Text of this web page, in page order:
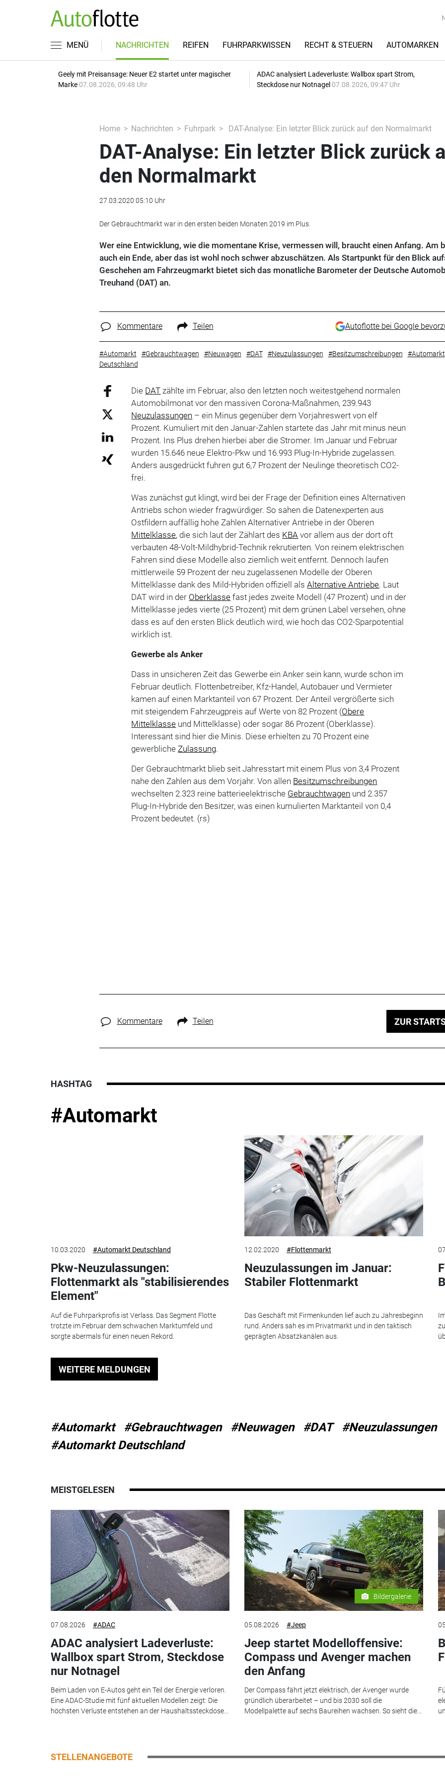
MENÜ NACHRICHTEN REIFEN FUHRPARKWISSEN RECHT & STEUERN AUTOMARKEN
Geely mit Preisansage: Neuer E2 startet unter magischer
Marke 07.08.2026, 09:48 Uhr
ADAC analysiert Ladeverluste: Wallbox spart Strom,
Steckdose nur Notnagel 07.08.2026, 09:47 Uhr
Home Nachrichten Fuhrpark DAT-Analyse: Ein letzter Blick zurück auf den Normalmarkt
DAT-Analyse: Ein letzter Blick zurück
den Normalmarkt
27.03.2020 05:10 Uhr
Der Gebrauchtmarkt war in den ersten beiden Monaten 2019 im Plus.
Wer eine Entwicklung, wie die momentane Krise, vermessen will, braucht einen Anfang. Am
auch ein Ende, aber das ist wohl noch schwer abzuschätzen. Als Startpunkt für den Blick
Geschehen am Fahrzeugmarkt bietet sich das monatliche Barometer der Deutsche
Treuhand (DAT) an.
Kommentare Teilen Autoflotte bei Google
#Automarkt #Gebrauchtwagen #Neuwagen #DAT #Neuzulassungen #Besitzumschreibungen
#Automarkt
Deutschland
Die DAT zählte im Februar, also den letzten noch weitestgehend normalen
Automobilmonat vor den massiven Corona-Maßnahmen, 239.943
Neuzulassungen – ein Minus gegenüber dem Vorjahreswert von elf
Prozent. Kumuliert mit den Januar-Zahlen startete das Jahr mit minus neun
Prozent. Ins Plus drehen hierbei aber die Stromer. Im Januar und Februar
wurden 15.646 neue Elektro-Pkw und 16.993 Plug-In-Hybride zugelassen.
Anders ausgedrückt fuhren gut 6,7 Prozent der Neulinge theoretisch CO2-
frei.
Was zunächst gut klingt, wird bei der Frage der Definition eines Alternativen
Antriebs schon wieder fragwürdiger. So sahen die Datenexperten aus
Ostfildern auffällig hohe Zahlen Alternativer Antriebe in der Oberen
Mittelklasse, die sich laut der Zählart des KBA vor allem aus der dort oft
verbauten 48-Volt-Mildhybrid-Technik rekrutierten. Von reinem elektrischen
Fahren sind diese Modelle also ziemlich weit entfernt. Dennoch laufen
mittlerweile 59 Prozent der neu zugelassenen Modelle der Oberen
Mittelklasse dank des Mild-Hybriden offiziell alsAlternative Antriebe. Laut
DAT wird in der Oberklasse fast jedes zweite Modell (47 Prozent) und in der
Mittelklasse jedes vierte (25 Prozent) mit dem grünen Label versehen, ohne
dass es auf den ersten Blick deutlich wird, wie hoch das CO2-Sparpotential
wirklich ist.
Gewerbe als Anker
Dass in unsicheren Zeit das Gewerbe ein Anker sein kann, wurde schon im
Februar deutlich. Flottenbetreiber, Kfz-Handel, Autobauer und Vermieter
kamen auf einen Marktanteil von 67 Prozent. Der Anteil vergrößerte sich
mit steigendem Fahrzeugpreis auf Werte von 82 Prozent (Obere
Mittelklasse und Mittelklasse) oder sogar 86 Prozent (Oberklasse).
Interessant sind hier die Minis. Diese erhielten zu 70 Prozent eine
gewerbliche Zulassung.
Der Gebrauchtmarkt blieb seit Jahresstart mit einem Plus von 3,4 Prozent
nahe den Zahlen aus dem Vorjahr. Von allen Besitzumschreibungen
wechselten 2.323 reine batterieelektrische Gebrauchtwagen und 2.357
Plug-In-Hybride den Besitzer, was einen kumulierten Marktanteil von 0,4
Prozent bedeutet. (rs)
Kommentare Teilen ZUR
HASHTAG
#Automarkt
10.03.2020 #Automarkt Deutschland
Pkw-Neuzulassungen:
Flottenmarkt als "stabilisierendes
Element"
Auf die Fuhrparkprofis ist Verlass. Das Segment Flotte
trotzte im Februar dem schwachen Marktumfeld und
sorgte abermals für einen neuen Rekord.
12.02.2020 #Flottenmarkt
Neuzulassungen im Januar:
Stabiler Flottenmarkt
Das Geschäft mit Firmenkunden lief auch zu Jahresbeginn
rund. Anders sah es im Privatmarkt und in den taktisch
geprägten Absatzkanälen aus.
WEITERE MELDUNGEN
#Automarkt #Gebrauchtwagen #Neuwagen #DAT
#Neuzulassungen
#Automarkt Deutschland
MEISTGELESEN
07.08.2026 #ADAC
ADAC analysiert Ladeverluste:
Wallbox spart Strom, Steckdose
nur Notnagel
Beim Laden von E-Autos geht ein Teil der Energie verloren.
Eine ADAC-Studie mit fünf aktuellen Modellen zeigt: Die
höchsten Verluste entstehen an der Haushaltssteckdose...
Bildergalerie
05.08.2026 #Jeep
Jeep startet Modelloffensive:
Compass und Avenger machen
den Anfang
Der Compass fährt jetzt elektrisch, der Avenger wurde
gründlich überarbeitet – und bis 2030 soll die
Modellpalette auf sechs Baureihen wachsen. So sieht die...
STELLENANGEBOTE